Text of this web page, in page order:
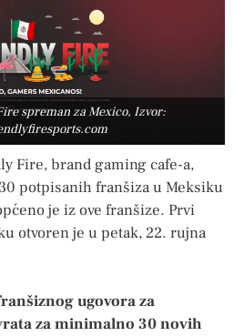
spreman za Mexico, Izvor:
Fire, brand gaming cafe-a,
potpisanih franšiza u Meksiku
je iz ove franšize. Prvi
otvoren je u petak, 22. rujna
ugovora za
za minimalno 30 novih